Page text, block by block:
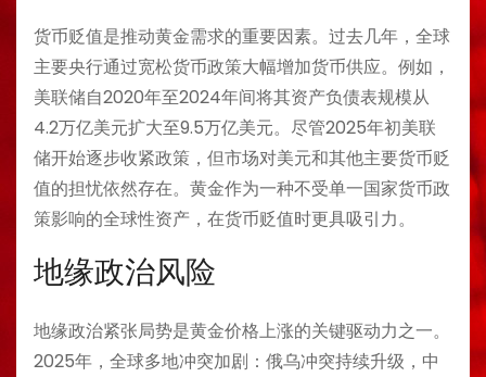
货币贬值是推动黄金需求的重要因素。过去几年，全球
主要央行通过宽松货币政策大幅增加货币供应。例如，
美联储自2020年至2024年间将其资产负债表规模从
4.2万亿美元扩大至9.5万亿美元。尽管2025年初美联
储开始逐步收紧政策，但市场对美元和其他主要货币贬
值的担忧依然存在。黄金作为一种不受单一国家货币政
策影响的全球性资产，在货币贬值时更具吸引力。
地缘政治风险
地缘政治紧张局势是黄金价格上涨的关键驱动力之一。
2025年，全球多地冲突加剧：俄乌冲突持续升级，中